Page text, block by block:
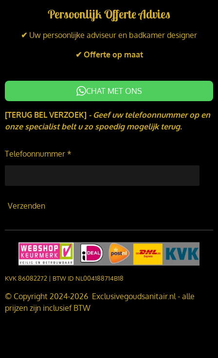
e
d
I
n
b
o
o
k
a
r
a
Persoonlijk Offerte Advies
✔ Uw persoonlijke adviseur en badkamer designer
✔ Offerte op maat
CHAT MET ONS
[TERUG BEL VERZOEK] - Geef uw telefoonnummer op en
onze specialist belt u zo spoedig mogelijk terug.
Telefoonnummer *
Verzenden
KVK 86082272 | BTW ID NL004188714B18
© Copyright 2024-2026 Exclusivegoudsanitair.nl - alle
prijzen zijn inclusief BTW